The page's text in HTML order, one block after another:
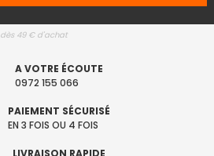
dès 49 € d'achat
A VOTRE ÉCOUTE
0972 155 066
PAIEMENT SÉCURISÉ
EN 3 FOIS OU 4 FOIS
LIVRAISON RAPIDE